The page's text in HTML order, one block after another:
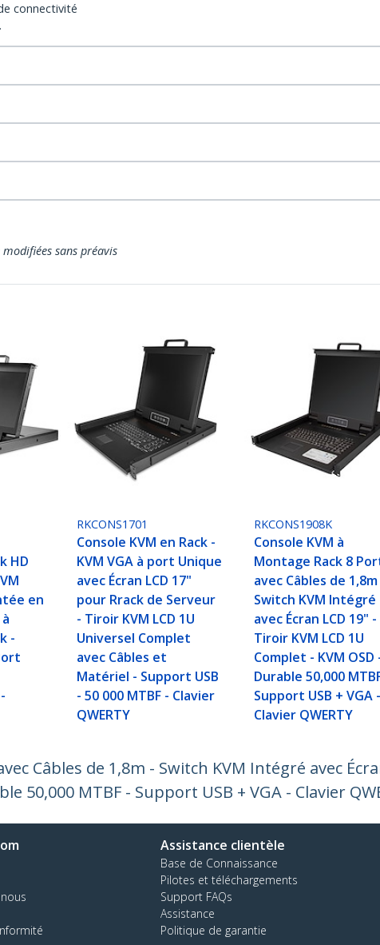
connectivité
sans préavis
HD
en
-
RKCONS1701
Console KVM en Rack -
KVM VGA à port Unique
avec Écran LCD 17"
pour Rrack de Serveur
- Tiroir KVM LCD 1U
Universel Complet
avec Câbles et
Matériel - Support USB
- 50 000 MTBF - Clavier
QWERTY
RKCONS1908K
Console KVM à
Montage Rack 8
avec Câbles de 1,8m
Switch KVM Intégré
avec Écran LCD 19" -
Tiroir KVM LCD 1U
Complet - KVM OSD
Durable 50,000
Support USB + VGA -
Clavier QWERTY
Câbles de 1,8m - Switch KVM Intégré avec
50,000 MTBF - Support USB + VGA - Clavier
Assistance clientèle
Base de Connaissance
Pilotes et téléchargements
Support FAQs
Assistance
Politique de garantie